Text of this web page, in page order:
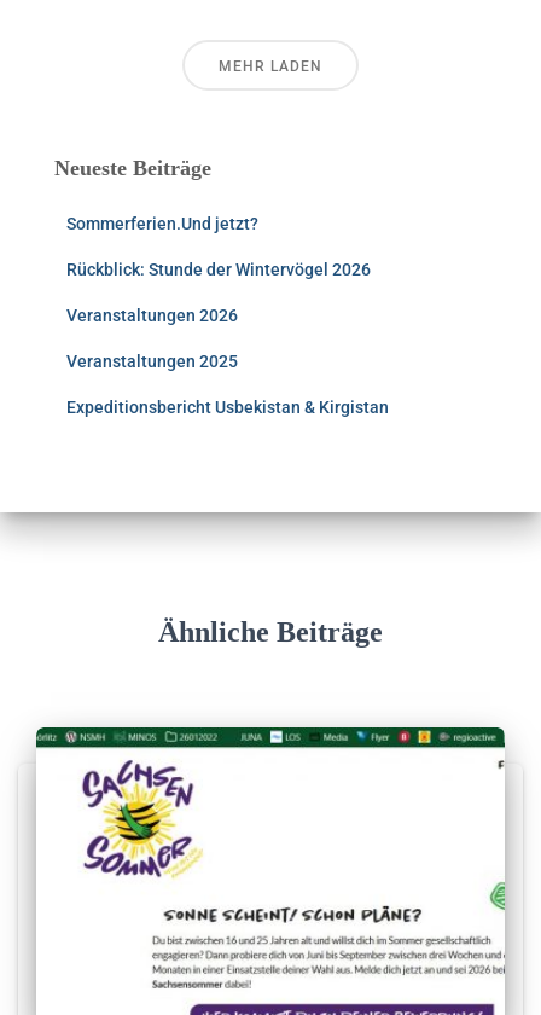
MEHR LADEN
Neueste Beiträge
Sommerferien.Und jetzt?
Rückblick: Stunde der Wintervögel 2026
Veranstaltungen 2026
Veranstaltungen 2025
Expeditionsbericht Usbekistan & Kirgistan
Ähnliche Beiträge